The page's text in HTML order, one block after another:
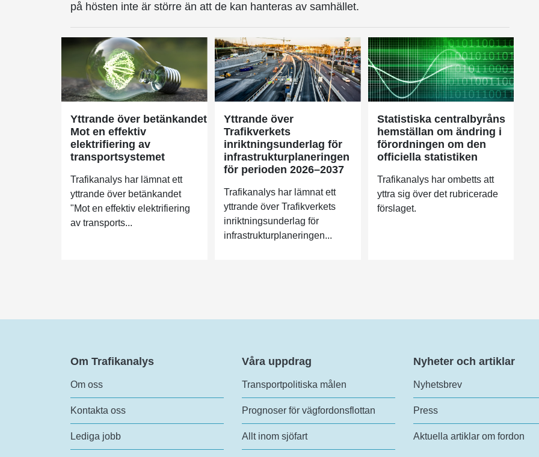
på hösten inte är större än att de kan hanteras av samhället.
Yttrande över betänkandet
Mot en effektiv
elektrifiering av
transportsystemet
Trafikanalys har lämnat ett
yttrande över betänkandet
"Mot en effektiv elektrifiering
av transports...
Yttrande över
Trafikverkets
inriktningsunderlag för
infrastrukturplaneringen
för perioden 2026–2037
Trafikanalys har lämnat ett
yttrande över Trafikverkets
inriktningsunderlag för
infrastrukturplaneringen...
Statistiska centralbyråns
hemställan om ändring i
förordningen om den
officiella statistiken
Trafikanalys har ombetts att
yttra sig över det rubricerade
förslaget.
Om Trafikanalys
Om oss
Kontakta oss
Lediga jobb
Våra uppdrag
Transportpolitiska målen
Prognoser för vägfordonsflottan
Allt inom sjöfart
Nyheter och artiklar
Nyhetsbrev
Press
Aktuella artiklar om fordon